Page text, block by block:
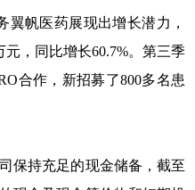
翼帆医药展现出增长潜力，
元，同比增长60.7%。第三季
合作，新招募了800多名患
保持充足的现金储备，截至